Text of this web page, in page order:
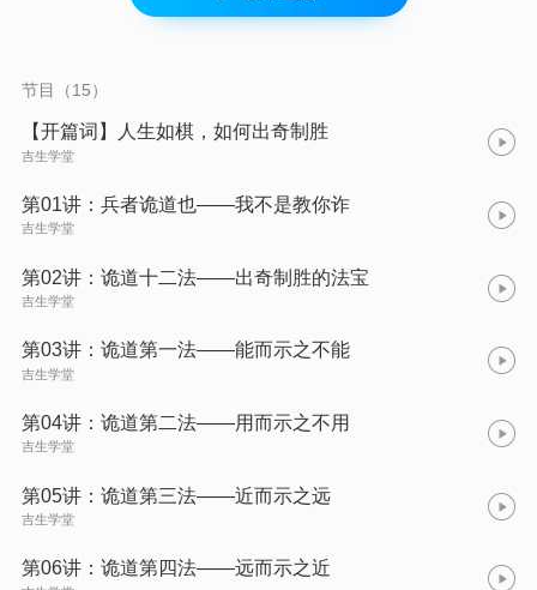
法，而是不败之法。
节目（15）
【开篇词】人生如棋，如何出奇制胜
吉生学堂
第01讲：兵者诡道也——我不是教你诈
吉生学堂
第02讲：诡道十二法——出奇制胜的法宝
吉生学堂
第03讲：诡道第一法——能而示之不能
吉生学堂
第04讲：诡道第二法——用而示之不用
吉生学堂
第05讲：诡道第三法——近而示之远
吉生学堂
第06讲：诡道第四法——远而示之近